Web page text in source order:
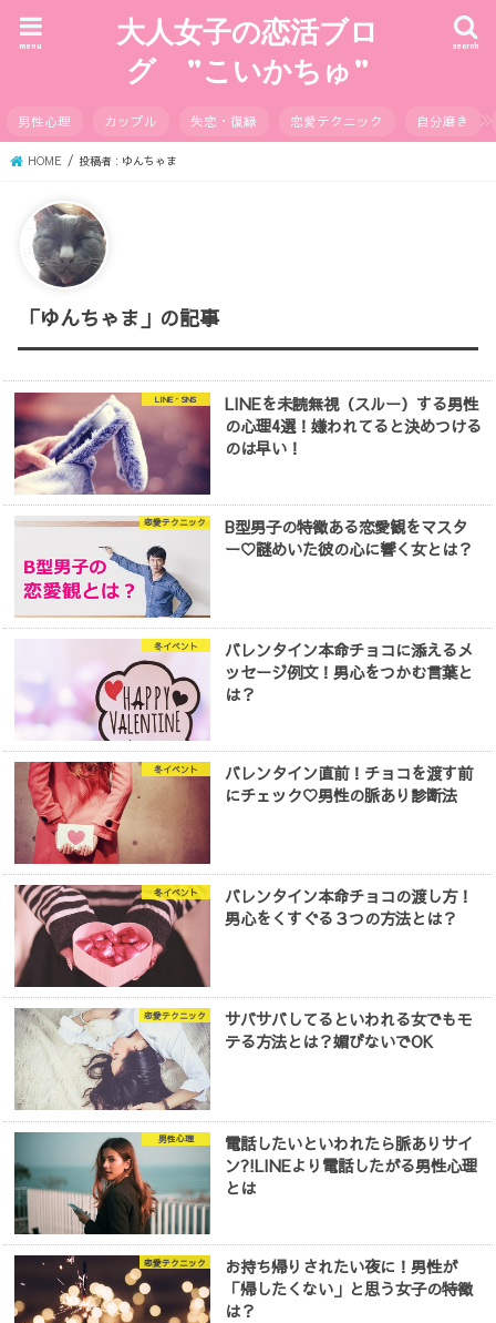
大人女子の恋活ブロ
グ ”こいかちゅ”
search
menu
男性心理 カップル 失恋・復縁 恋愛テクニック 自分磨き
HOME 投稿者 : ゆんちゃま
「ゆんちゃま」の記事
LINE・SNS
LINEを未読無視（スルー）する男性
の心理4選！嫌われてると決めつける
のは早い！
恋愛テクニック
B型男子の特徴ある恋愛観をマスタ
ー♡謎めいた彼の心に響く女とは？
冬イベント
バレンタイン本命チョコに添えるメ
ッセージ例文！男心をつかむ言葉と
は？
冬イベント
バレンタイン直前！チョコを渡す前
にチェック♡男性の脈あり診断法
冬イベント
バレンタイン本命チョコの渡し方！
男心をくすぐる３つの方法とは？
恋愛テクニック
サバサバしてるといわれる女でもモ
テる方法とは？媚びないでOK
男性心理
電話したいといわれたら脈ありサイ
ン?!LINEより電話したがる男性心理
とは
恋愛テクニック
お持ち帰りされたい夜に！男性が
「帰したくない」と思う女子の特徴
は？